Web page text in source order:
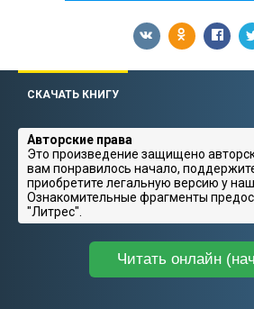
СКАЧАТЬ КНИГУ
Авторские права
Это произведение защищено
вам понравилось начало,
приобретите легальную версию у
Ознакомительные фрагменты
"Литрес".
Читать онлайн